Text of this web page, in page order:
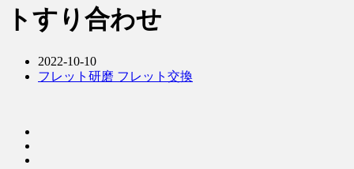
トすり合わせ
2022-10-10
フレット研磨 フレット交換